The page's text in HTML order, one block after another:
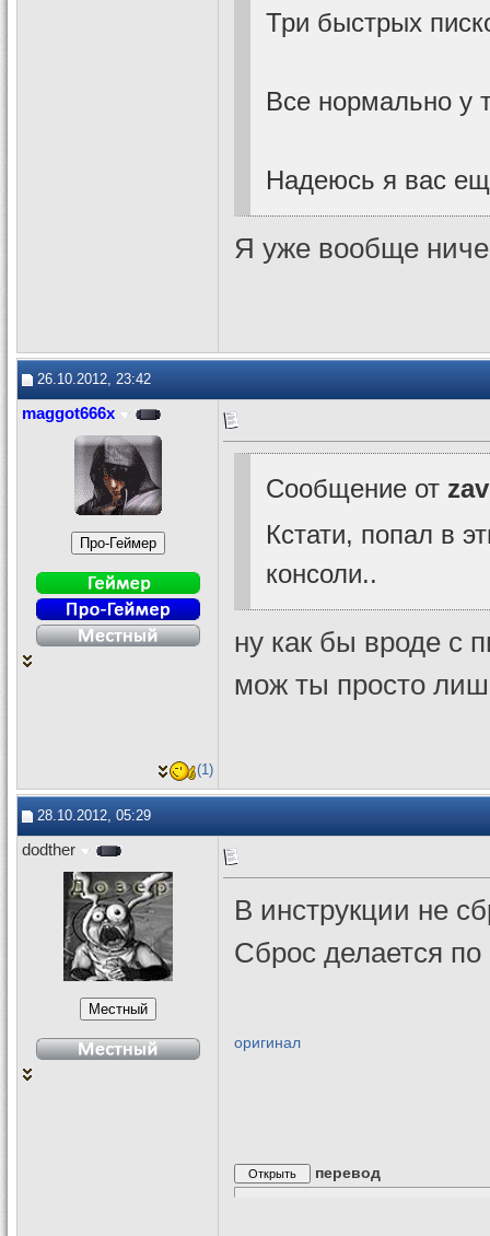
Три быстрых
Все нормально у
Надеюсь я вас
Я уже вообще
26.10.2012, 23:42
maggot666x
Сообщение от
Кстати, попал в
консоли..
ну как бы вроде с
мож ты просто
(1)
28.10.2012, 05:29
dodther
В инструкции не
Сброс делается по
оригинал
перевод